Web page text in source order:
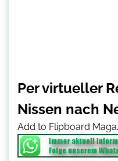
Per virtueller
Nissen nach
Add to Flipboard